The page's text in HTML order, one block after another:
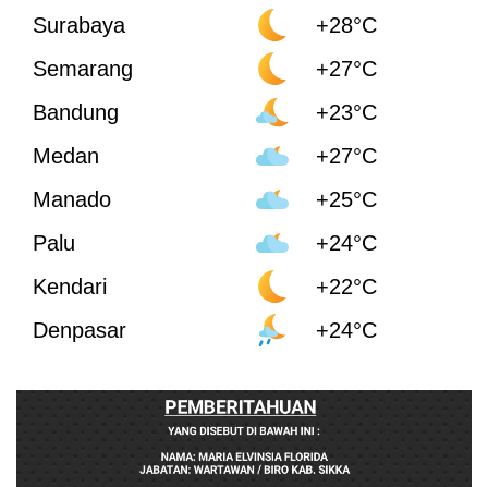
Surabaya
+28°C
Semarang
+27°C
Bandung
+23°C
Medan
+27°C
Manado
+25°C
Palu
+24°C
Kendari
+22°C
Denpasar
+24°C